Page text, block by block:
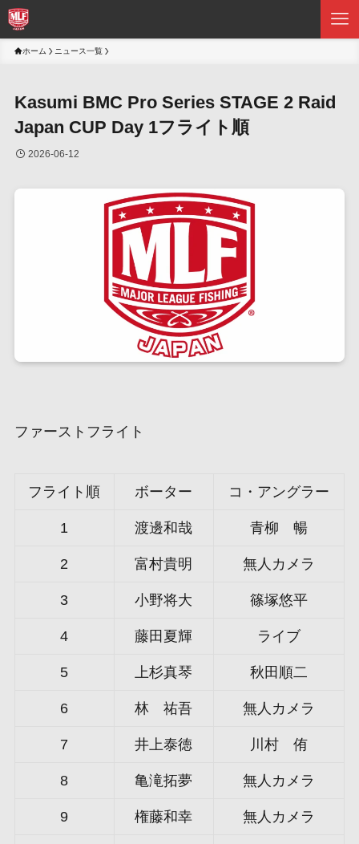
ホーム ニュース一覧
Kasumi BMC Pro Series STAGE 2 Raid
Japan CUP Day 1フライト順
2026-06-12
ファーストフライト
フライト順 ボーター コ・アングラー
1 渡邊和哉 青柳 暢
2 富村貴明 無人カメラ
3 小野将大 篠塚悠平
4 藤田夏輝 ライブ
5 上杉真琴 秋田順二
6 林 祐吾 無人カメラ
7 井上泰徳 川村 侑
8 亀滝拓夢 無人カメラ
9 権藤和幸 無人カメラ